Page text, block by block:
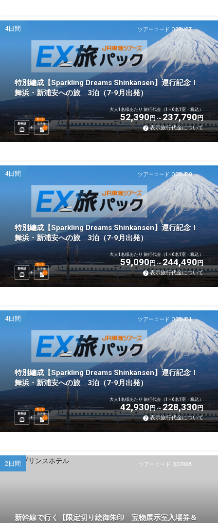
ツアーコード Q02NCZ
4日間
特別編成【Sparkling Dreams Shinkansen】運行記念！
舞浜・新浦安への旅 3泊（7-9月出発）
新幹線 ホテル
選べる
3泊
大人1名様あたり 旅行代金（1～6名1室・税込）
52,390円 237,790円
表示旅行代金について
ツアーコード Q02ND0
4日間
特別編成【Sparkling Dreams Shinkansen】運行記念！
舞浜・新浦安への旅 3泊（7-9月出発）
新幹線 ホテル
選べる
3泊
大人1名様あたり 旅行代金（1～6名1室・税込）
59,090円 244,490円
表示旅行代金について
ツアーコード Q02ND1
4日間
特別編成【Sparkling Dreams Shinkansen】運行記念！
舞浜・新浦安への旅 3泊（7-9月出発）
新幹線 ホテル
選べる
3泊
大人1名様あたり 旅行代金（1～6名1室・税込）
42,930円 228,330円
表示旅行代金について
ツアーコード Q029XA
2日間
新幹線で行く【限定切り絵御朱印 宝物展示室入場券＆